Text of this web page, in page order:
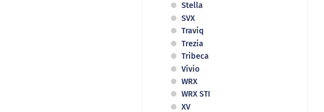
Stella
SVX
Traviq
Trezia
Tribeca
Vivio
WRX
WRX STI
XV